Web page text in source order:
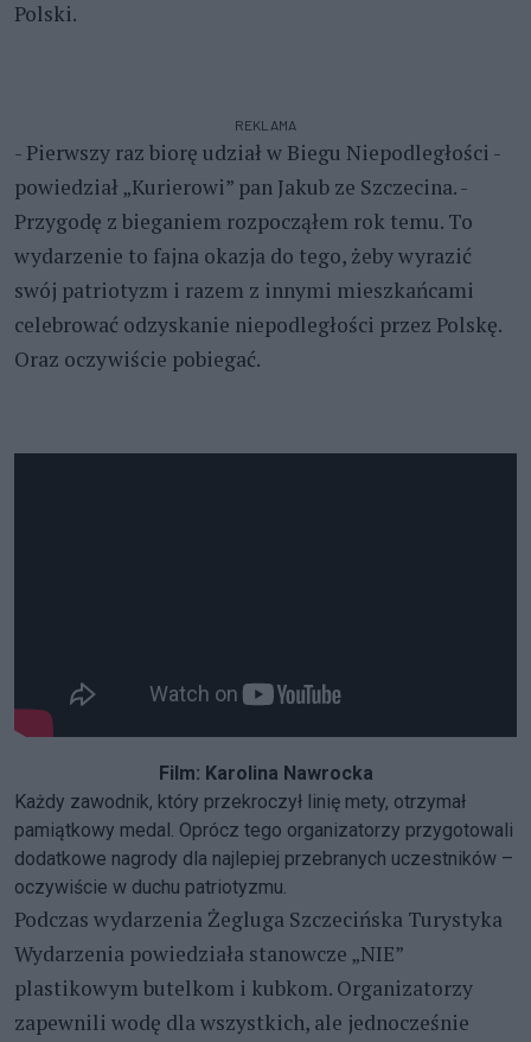
Polski.
REKLAMA
- Pierwszy raz biorę udział w Biegu Niepodległości -
powiedział „Kurierowi” pan Jakub ze Szczecina. -
Przygodę z bieganiem rozpocząłem rok temu. To
wydarzenie to fajna okazja do tego, żeby wyrazić
swój patriotyzm i razem z innymi mieszkańcami
celebrować odzyskanie niepodległości przez Polskę.
Oraz oczywiście pobiegać.
Film: Karolina Nawrocka
Każdy zawodnik, który przekroczył linię mety, otrzymał
pamiątkowy medal. Oprócz tego organizatorzy przygotowali
dodatkowe nagrody dla najlepiej przebranych uczestników –
oczywiście w duchu patriotyzmu.
Podczas wydarzenia Żegluga Szczecińska Turystyka
Wydarzenia powiedziała stanowcze „NIE”
plastikowym butelkom i kubkom. Organizatorzy
zapewnili wodę dla wszystkich, ale jednocześnie